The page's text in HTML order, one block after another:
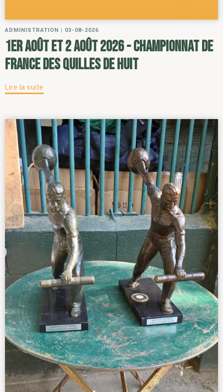
ADMINISTRATION 03-08-2026
1er août et 2 août 2026 - Championnat de
France des Quilles de Huit
Lire la suite